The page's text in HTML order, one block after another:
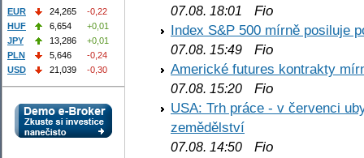
07.08. 18:01
Fio
Index S&P 500 mírně posiluje
07.08. 15:49 Fio
Americké futures kontrakty
07.08. 15:20 Fio
USA: Trh práce - v červenci
zemědělství
07.08. 14:50 Fio
EUR 24,265
-0,22
HUF
6,654
+0,01
JPY
13,286
+0,01
PLN
5,646
-0,24
USD
21,039 -0,30